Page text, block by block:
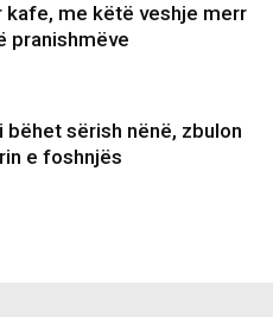
kafe, me këtë veshje merr
pranishmëve
bëhet sërish nënë, zbulon
e foshnjës